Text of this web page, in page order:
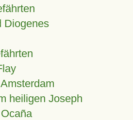
Diogenes
heiligen Joseph